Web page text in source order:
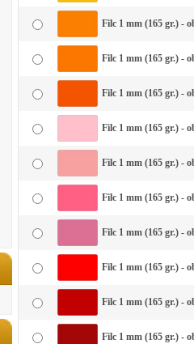
Filc 1 mm (165 gr.) -
Filc 1 mm (165 gr.) -
Filc 1 mm (165 gr.) -
Filc 1 mm (165 gr.) -
Filc 1 mm (165 gr.) -
Filc 1 mm (165 gr.) -
Filc 1 mm (165 gr.) -
Filc 1 mm (165 gr.) -
Filc 1 mm (165 gr.) -
Filc 1 mm (165 gr.) -